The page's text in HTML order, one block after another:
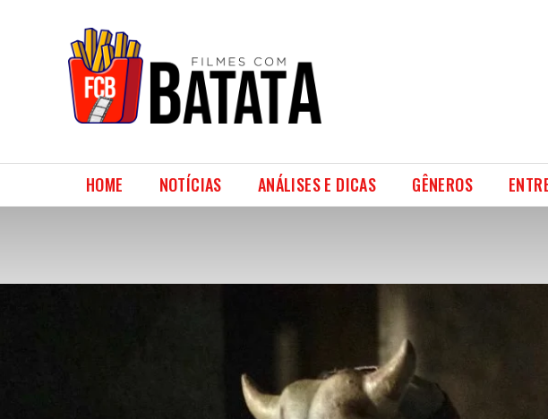
HOME NOTÍCIAS ANÁLISES E DICAS GÊNEROS